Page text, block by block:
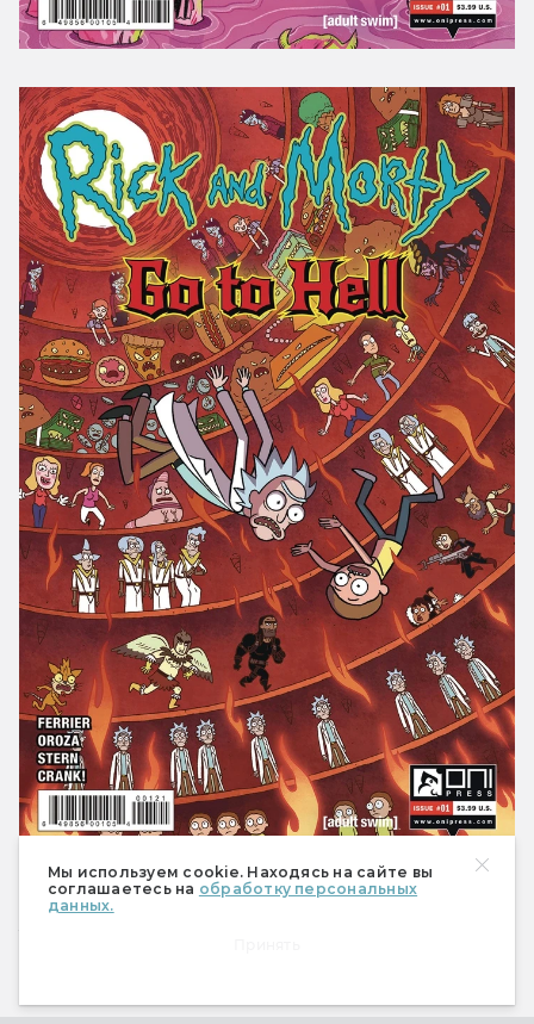
Мы используем cookie. Находясь на сайте вы
соглашаетесь на обработку персональных
данных.
Если вы нашли опечатку, пожалуйста, выделите фрагмент